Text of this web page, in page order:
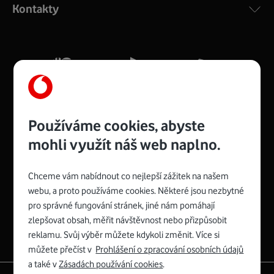
silný signál pro celou domácnost. Kompaktní rozměry 21
Více o COMPAL CH7465VF
Zyxel VMG8623-T50B:
Rozměry modemu jsou 16 x 22 x 7,5 cm (včetně stojánku)
a nabízí 4 gigabitové LAN porty a bezdrátové připojení Wi-
Fi ve verzích 802.11 b/g/n/ac pro frekvenci 2,4 GHz a
Spojte se s Vodafonem
Kontakty
Používáme cookies, abyste
mohli využít náš web naplno.
Chceme vám nabídnout co nejlepší zážitek na našem
webu, a proto používáme cookies. Některé jsou nezbytné
pro správné fungování stránek, jiné nám pomáhají
zlepšovat obsah, měřit návštěvnost nebo přizpůsobit
reklamu. Svůj výběr můžete kdykoli změnit. Více si
můžete přečíst v Prohlášení o zpracování osobních údajů
a také vZásadách používání cookies.